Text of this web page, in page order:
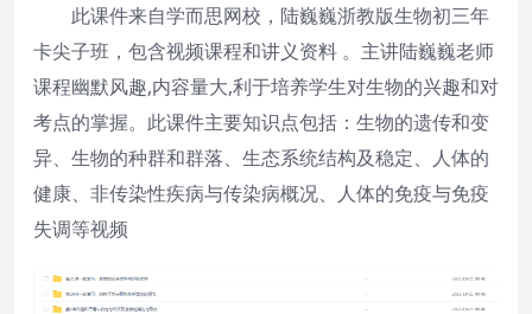
此课件来自学而思网校，陆巍巍浙教版生物初三年
卡尖子班，包含视频课程和讲义资料 。主讲陆巍巍老师
课程幽默风趣,内容量大,利于培养学生对生物的兴趣和对
考点的掌握。此课件主要知识点包括：生物的遗传和变
异、生物的种群和群落、生态系统结构及稳定、人体的
健康、非传染性疾病与传染病概况、人体的免疫与免疫
失调等视频